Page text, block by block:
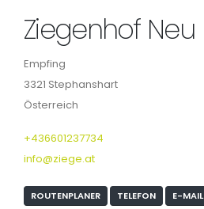
Ziegenhof Neu
Empfing
3321 Stephanshart
Österreich
+436601237734
info@ziege.at
ROUTENPLANER TELEFON E-MAIL